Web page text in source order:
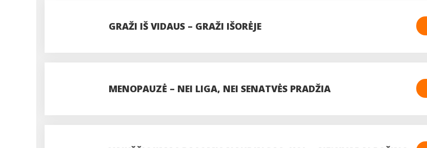
GRAŽI IŠ VIDAUS – GRAŽI IŠORĖJE
MENOPAUZĖ – NEI LIGA, NEI SENATVĖS PRADŽIA